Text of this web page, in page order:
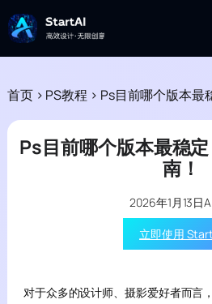
首页 > PS教程 > Ps目前哪个版本最稳
Ps目前哪个版本最稳
南！
2026年1月13日
立即使用
对于众多的设计师、摄影爱好者而言